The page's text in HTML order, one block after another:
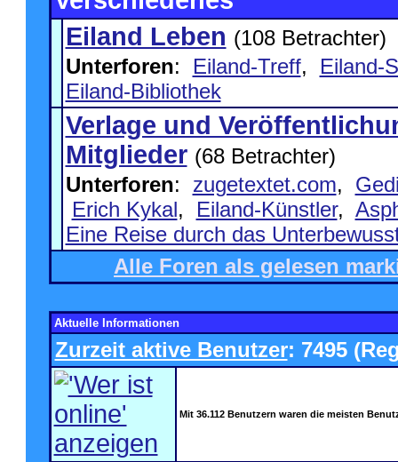
Eiland Leben (108 Betrachter)
Unterforen: Eiland-Treff,
Eiland-
Eiland-Bibliothek
Verlage und
Mitglieder (68 Betrachter)
Unterforen: zugetextet.com,
Erich Kykal, Eiland-Künstler,
Eine Reise durch das
Alle Foren als gelesen
Aktuelle Informationen
Zurzeit aktive Benutzer: 7495
Mit 36.112 Benutzern waren die meisten